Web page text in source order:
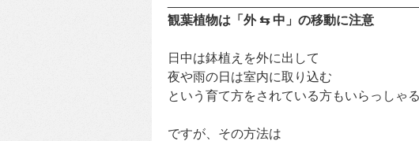
観葉植物は「外 ⇆ 中」の移動に注意
日中は鉢植えを外に出して
夜や雨の日は室内に取り込む
という育て方をされている方もいらっしゃ
ですが、その方法は